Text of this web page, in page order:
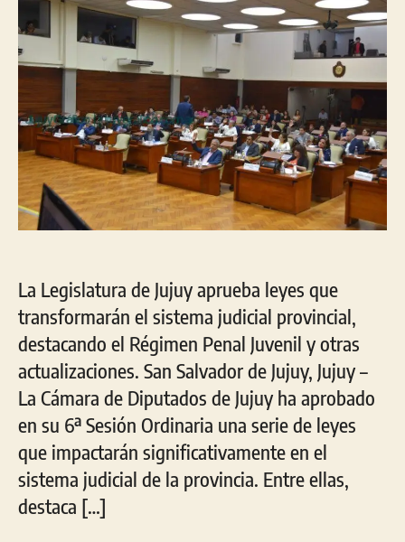
La Legislatura de Jujuy aprueba leyes que
transformarán el sistema judicial provincial,
destacando el Régimen Penal Juvenil y otras
actualizaciones. San Salvador de Jujuy, Jujuy –
La Cámara de Diputados de Jujuy ha aprobado
en su 6ª Sesión Ordinaria una serie de leyes
que impactarán significativamente en el
sistema judicial de la provincia. Entre ellas,
destaca […]